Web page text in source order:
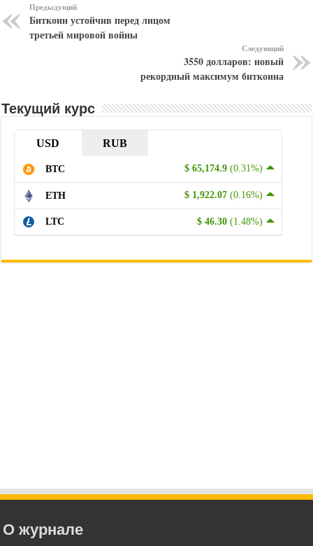
Предыдущий
Биткоин устойчив перед лицом
третьей мировой войны
Следующий
3550 долларов: новый
рекордный максимум биткоина
Текущий курс
О журнале